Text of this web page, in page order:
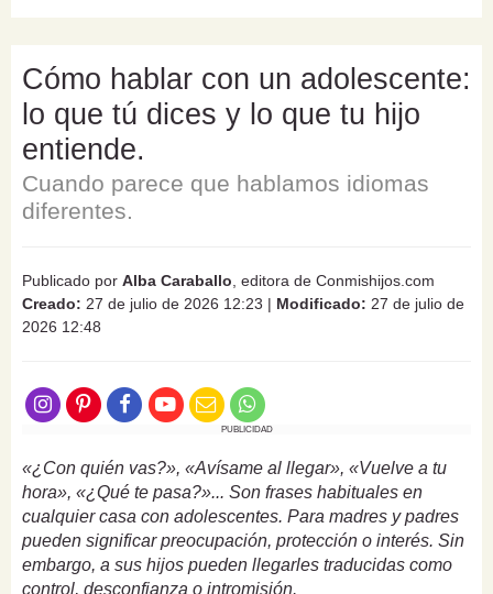
Cómo hablar con un adolescente:
lo que tú dices y lo que tu hijo
entiende.
Cuando parece que hablamos idiomas
diferentes.
Publicado por Alba Caraballo , editora de Conmishijos.com
Creado: 27 de julio de 2026 12:23 | Modificado: 27 de julio de
2026 12:48
PUBLICIDAD
«¿Con quién vas?», «Avísame al llegar», «Vuelve a tu
hora», «¿Qué te pasa?»... Son frases habituales en
cualquier casa con adolescentes. Para madres y padres
pueden significar preocupación, protección o interés. Sin
embargo, a sus hijos pueden llegarles traducidas como
control, desconfianza o intromisión.